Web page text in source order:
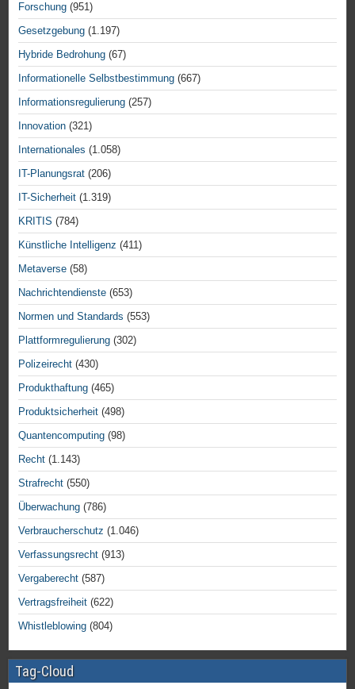
Forschung (951)
Gesetzgebung (1.197)
Hybride Bedrohung (67)
Informationelle Selbstbestimmung (667)
Informationsregulierung (257)
Innovation (321)
Internationales (1.058)
IT-Planungsrat (206)
IT-Sicherheit (1.319)
KRITIS (784)
Künstliche Intelligenz (411)
Metaverse (58)
Nachrichtendienste (653)
Normen und Standards (553)
Plattformregulierung (302)
Polizeirecht (430)
Produkthaftung (465)
Produktsicherheit (498)
Quantencomputing (98)
Recht (1.143)
Strafrecht (550)
Überwachung (786)
Verbraucherschutz (1.046)
Verfassungsrecht (913)
Vergaberecht (587)
Vertragsfreiheit (622)
Whistleblowing (804)
Tag-Cloud